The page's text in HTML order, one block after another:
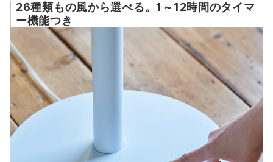
26種類もの風から選べる。1～12時間のタイマ
ー機能つき